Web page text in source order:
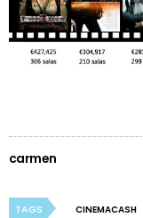
carmen
TAGS CINEMACASH